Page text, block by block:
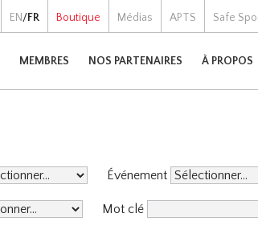
EN/FR Boutique Médias APTS Safe
MEMBRES NOS PARTENAIRES À PROPOS
Événement
Mot clé